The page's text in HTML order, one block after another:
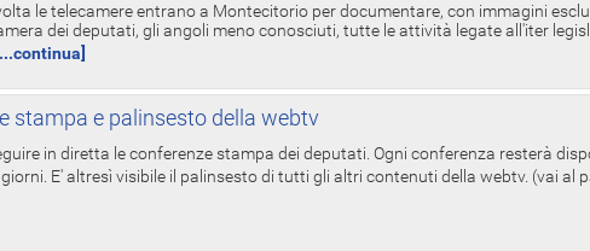
le telecamere entrano a Montecitorio per documentare, con immagini
dei deputati, gli angoli meno conosciuti, tutte le attività legate all'iter
stampa e palinsesto della webtv
in diretta le conferenze stampa dei deputati. Ogni conferenza resterà
E' altresì visibile il palinsesto di tutti gli altri contenuti della webtv. (vai al